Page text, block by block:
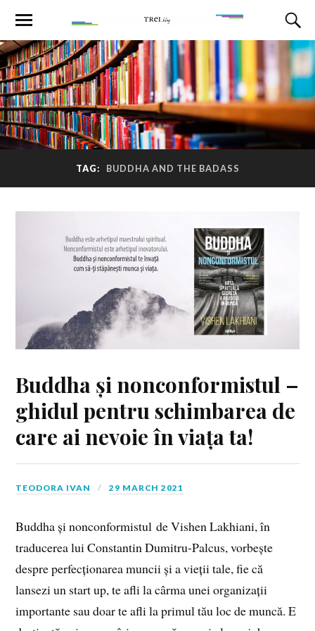
TAG: BUDDHA AND THE BADASS
Buddha și nonconformistul –
ghidul pentru schimbarea de
care ai nevoie în viața ta!
TEODORA IVAN 29 MARCH 2021
Buddha și nonconformistul de Vishen Lakhiani, în
traducerea lui Constantin Dumitru-Palcus, vorbește
despre perfecționarea muncii și a vieții tale, fie că
lansezi un start up, te afli la cârma unei organizații
importante sau doar te afli la primul tău loc de muncă. E